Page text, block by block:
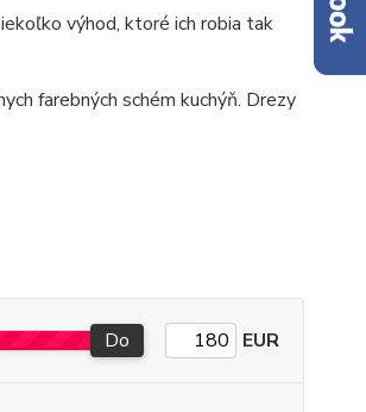
výhod, ktoré ich robia tak
farebných schém kuchýň. Drezy
Do EUR